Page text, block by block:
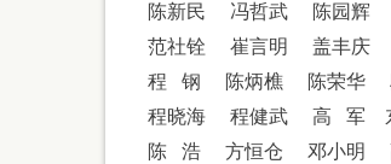
陈新民
冯哲武 陈园辉
范社铨
崔言明 盖丰庆
程
钢 陈炳樵 陈荣华
程晓海
程健武 高 军
陈
浩 方恒仓 邓小明